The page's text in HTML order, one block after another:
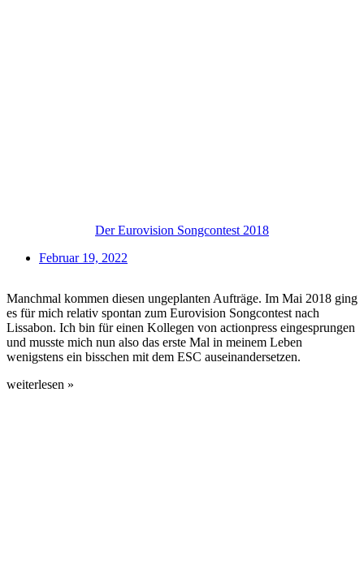
Der Eurovision Songcontest 2018
Februar 19, 2022
Manchmal kommen diesen ungeplanten Aufträge. Im Mai 2018 ging
es für mich relativ spontan zum Eurovision Songcontest nach
Lissabon. Ich bin für einen Kollegen von actionpress eingesprungen
und musste mich nun also das erste Mal in meinem Leben
wenigstens ein bisschen mit dem ESC auseinandersetzen.
weiterlesen »